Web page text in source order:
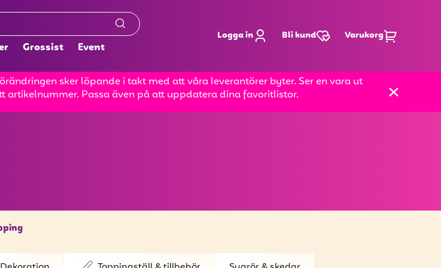
Grossist Event
Logga in Bli kund Varukorg
sker löpande i takt med att våra leverantörer byter. Ser en vara ut
Passa även på att uppdatera dina favoritlistor.